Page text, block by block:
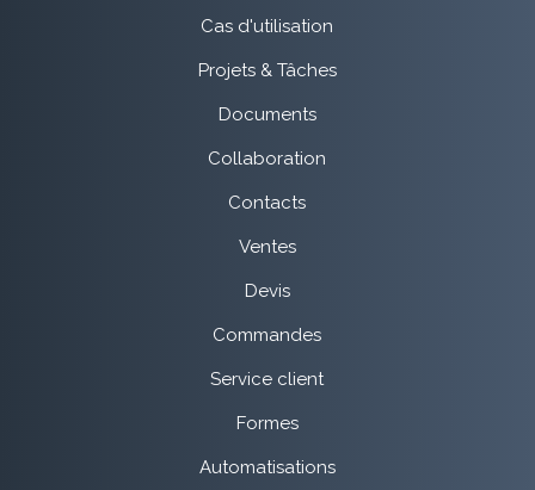
Cas d'utilisation
Projets & Tâches
Documents
Collaboration
Contacts
Ventes
Devis
Commandes
Service client
Formes
Automatisations